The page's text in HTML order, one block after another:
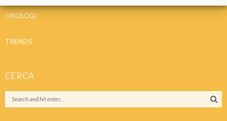
OROLOGI
TRENDS
CERCA